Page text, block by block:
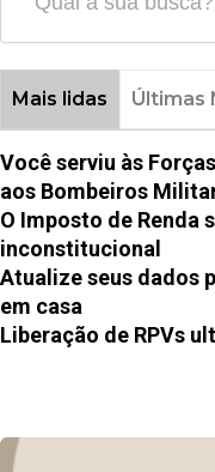
Mais lidas Últimas
Você serviu às
aos Bombeiros
O Imposto de Renda
inconstitucional
Atualize seus dados
em casa
Liberação de RPVs